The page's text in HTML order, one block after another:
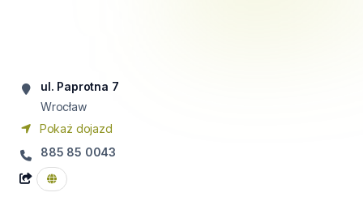
ul. Paprotna 7
Wrocław
Pokaż dojazd
885 85 0043